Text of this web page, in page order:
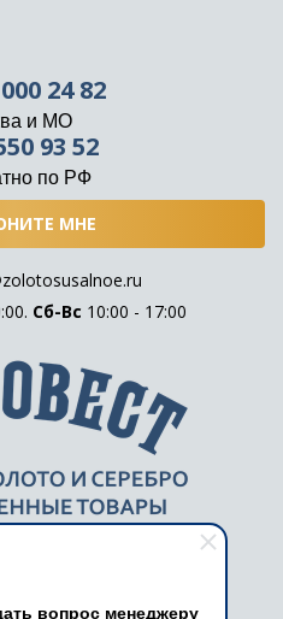
вопрос менеджеру
24 82
и МО
93 52
по РФ
МНЕ
Сб-Вс 10:00 - 17:00